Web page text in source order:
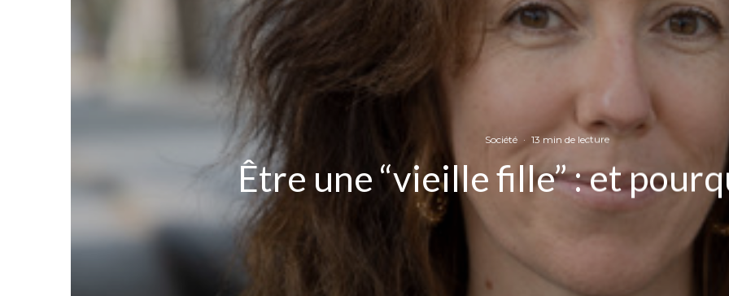
Société · 13 min de lecture
Être une “vieille fille” : et